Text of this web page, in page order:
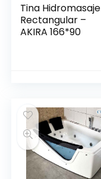
Tina Hidromasaje
Rectangular –
AKIRA 166*90